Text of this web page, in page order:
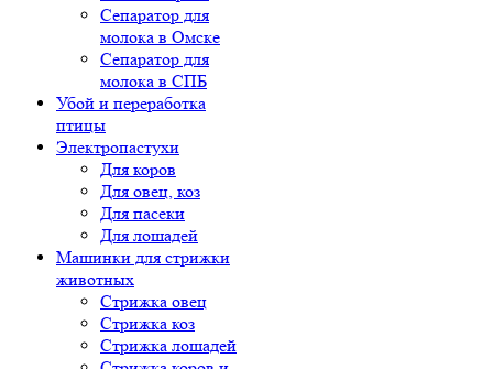
Сепаратор для
молока в Омске
Сепаратор для
молока в СПБ
Убой и переработка
птицы
Электропастухи
Для коров
Для овец, коз
Для пасеки
Для лошадей
Машинки для стрижки
животных
Стрижка овец
Стрижка коз
Стрижка лошадей